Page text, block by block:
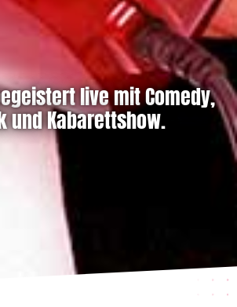
live mit Comedy,
und Kabarettshow.